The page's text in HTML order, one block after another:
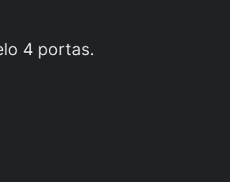
4 portas.